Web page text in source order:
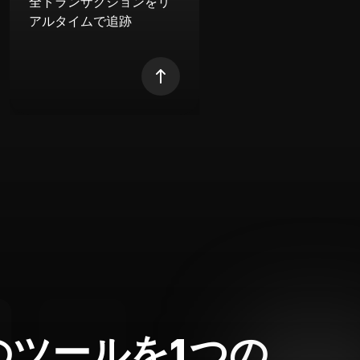
アルタイムで追跡